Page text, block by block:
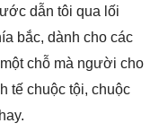
dẫn tôi qua lối
bắc, dành cho các
chỗ mà người cho
tế chuộc tội, chuộc